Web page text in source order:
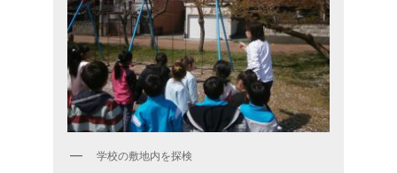
学校の敷地内を探検